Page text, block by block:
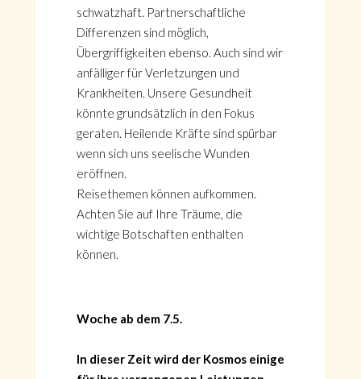
schwatzhaft. Partnerschaftliche
Differenzen sind möglich,
Übergriffigkeiten ebenso. Auch sind wir
anfälliger für Verletzungen und
Krankheiten. Unsere Gesundheit
könnte grundsätzlich in den Fokus
geraten. Heilende Kräfte sind spürbar
wenn sich uns seelische Wunden
eröffnen.
Reisethemen können aufkommen.
Achten Sie auf Ihre Träume, die
wichtige Botschaften enthalten
können.
Woche ab dem 7.5.
In dieser Zeit wird der Kosmos einige